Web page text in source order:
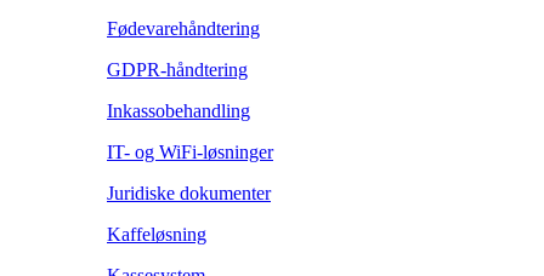
Fødevarehåndtering
GDPR-håndtering
Inkassobehandling
IT- og WiFi-løsninger
Juridiske dokumenter
Kaffeløsning